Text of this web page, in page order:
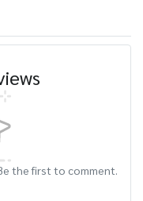
the first to comment.